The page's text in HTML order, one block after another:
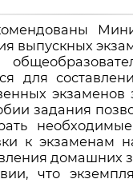
выпускных
для
экзаменов
задания
к экзаменам
что